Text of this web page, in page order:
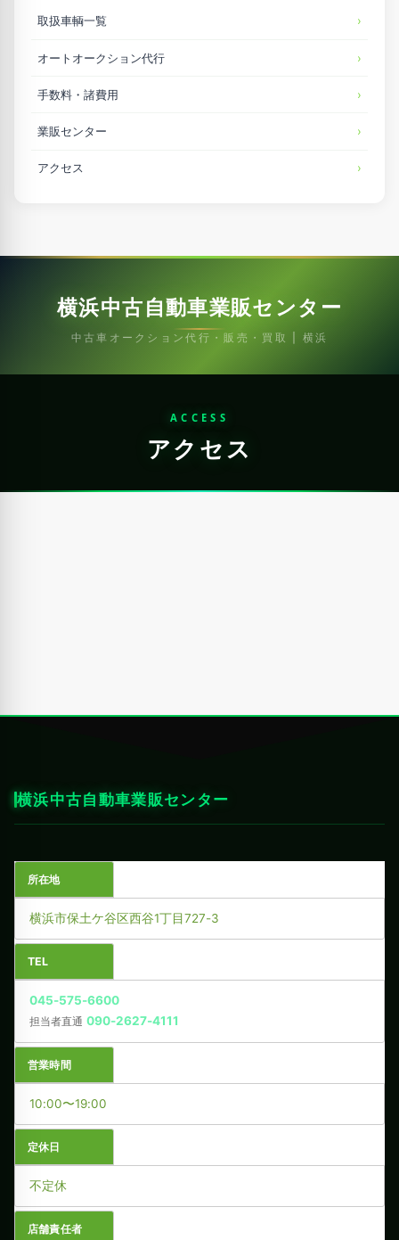
取扱車輌一覧
オートオークション代行
手数料・諸費用
業販センター
アクセス
横浜中古自動車業販センター
中古車オークション代行・販売・買取 | 横浜
ACCESS
アクセス
横浜中古自動車業販センター
所在地
横浜市保土ケ谷区西谷1丁目727-3
TEL
045-575-6600
担当者直通 090-2627-4111
営業時間
10:00〜19:00
定休日
不定休
店舗責任者